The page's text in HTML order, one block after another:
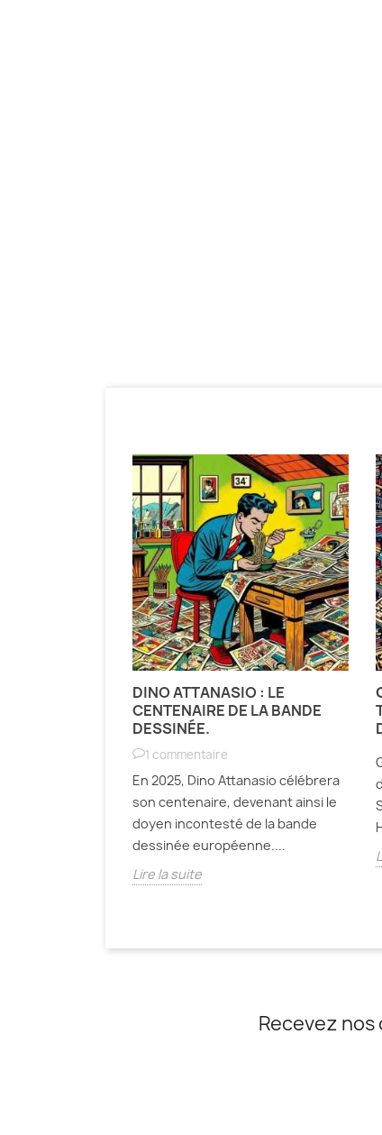
DINO ATTANASIO : LE
CENTENAIRE DE LA BANDE
DESSINÉE.
1 commentaire
En 2025, Dino Attanasio célébrera
son centenaire, devenant ainsi le
doyen incontesté de la bande
dessinée européenne....
Lire la suite
Recevez